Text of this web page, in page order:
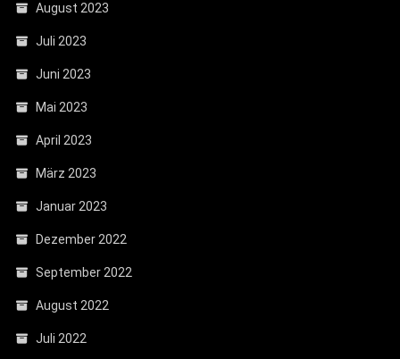
August 2023
Juli 2023
Juni 2023
Mai 2023
April 2023
März 2023
Januar 2023
Dezember 2022
September 2022
August 2022
Juli 2022